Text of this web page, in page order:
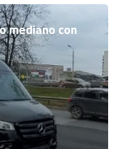
mediano con